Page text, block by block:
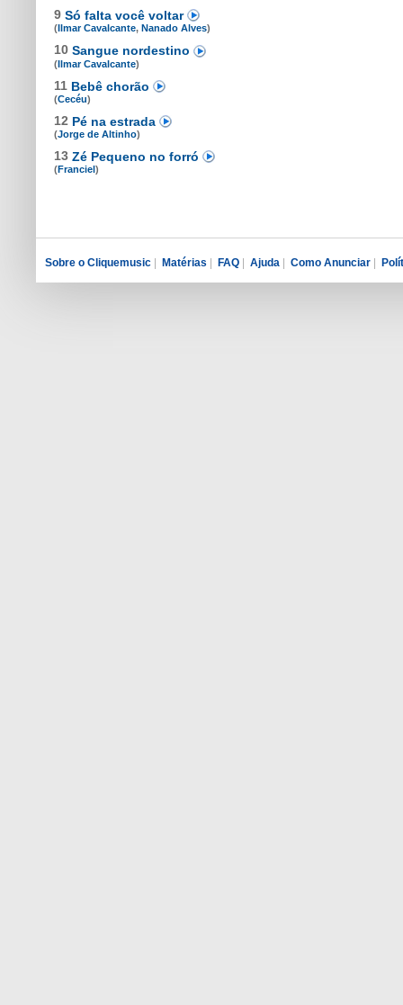
9 Só falta você voltar
( Ilmar Cavalcante, Nanado Alves)
10 Sangue nordestino
(Ilmar Cavalcante)
11 Bebê chorão
(Cecéu)
12 Pé na estrada
(Jorge de Altinho)
13 Zé Pequeno no forró
(Franciel )
Sobre o Cliquemusic Matérias FAQ Ajuda Como Anunciar